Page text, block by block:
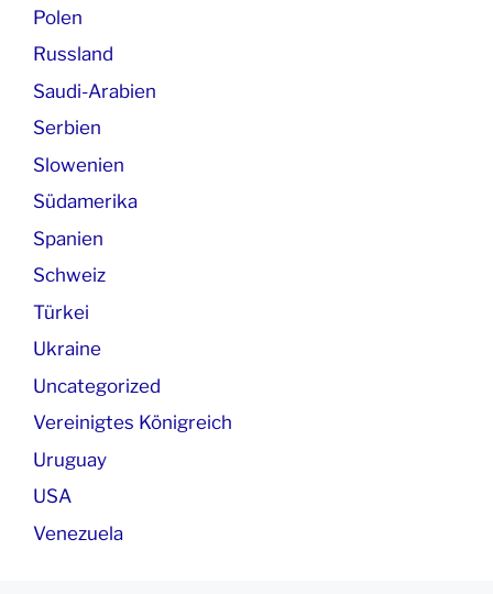
Polen
Russland
Saudi-Arabien
Serbien
Slowenien
Südamerika
Spanien
Schweiz
Türkei
Ukraine
Uncategorized
Vereinigtes Königreich
Uruguay
USA
Venezuela